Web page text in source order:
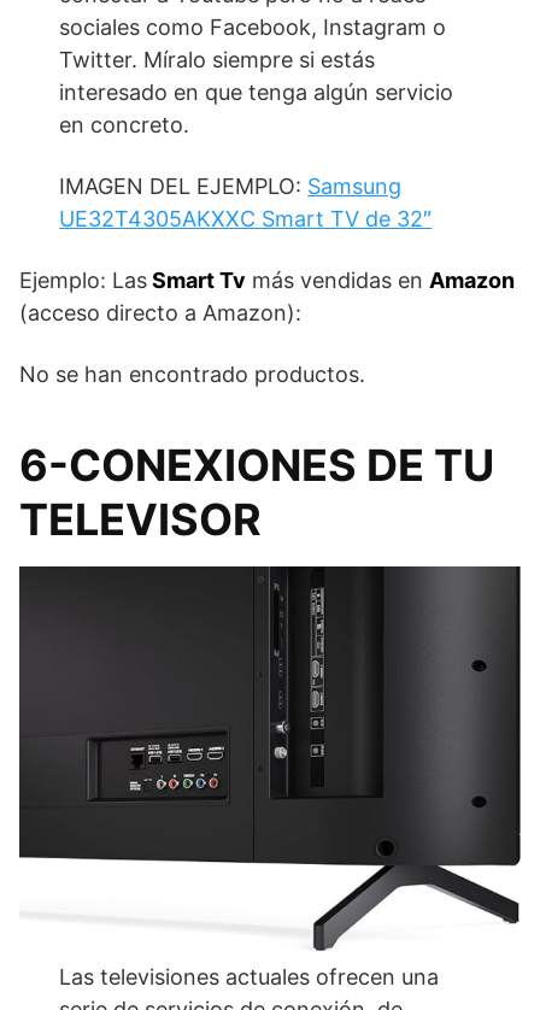
sociales como Facebook, Instagram o
Twitter. Míralo siempre si estás
interesado en que tenga algún servicio
en concreto.
IMAGEN DEL EJEMPLO: Samsung
UE32T4305AKXXC Smart TV de 32″
Ejemplo: LasSmart Tv más vendidas en Amazon
(acceso directo a Amazon):
No se han encontrado productos.
6-CONEXIONES DE TU
TELEVISOR
Las televisiones actuales ofrecen una